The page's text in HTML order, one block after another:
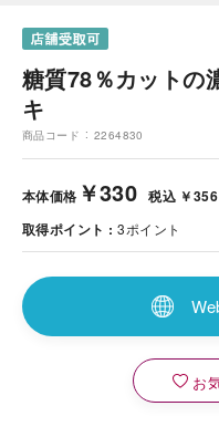
糖質78％カットの
キ
商品コード 2264830
本体価格 ￥330 税込 ￥356
取得ポイント
3ポイント
お